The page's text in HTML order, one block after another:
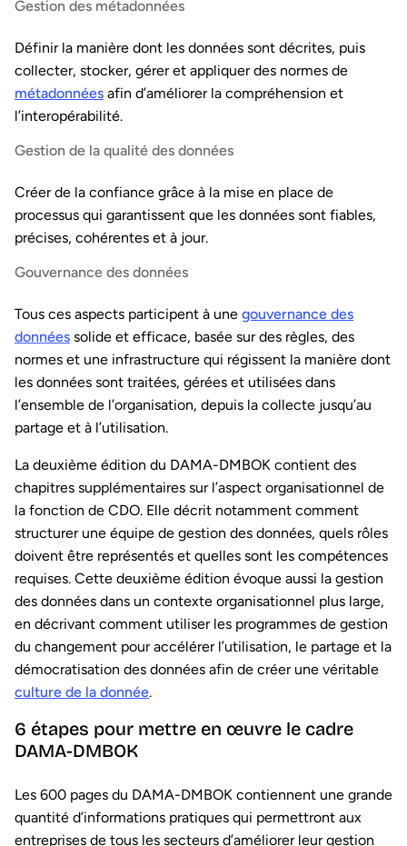
Gestion des métadonnées
Définir la manière dont les données sont décrites, puis
collecter, stocker, gérer et appliquer des normes de
métadonnées afin d’améliorer la compréhension et
l’interopérabilité.
Gestion de la qualité des données
Créer de la confiance grâce à la mise en place de
processus qui garantissent que les données sont fiables,
précises, cohérentes et à jour.
Gouvernance des données
Tous ces aspects participent à une gouvernance des
données solide et efficace, basée sur des règles, des
normes et une infrastructure qui régissent la manière dont
les données sont traitées, gérées et utilisées dans
l’ensemble de l’organisation, depuis la collecte jusqu’au
partage et à l’utilisation.
La deuxième édition du DAMA-DMBOK contient des
chapitres supplémentaires sur l’aspect organisationnel de
la fonction de CDO. Elle décrit notamment comment
structurer une équipe de gestion des données, quels rôles
doivent être représentés et quelles sont les compétences
requises. Cette deuxième édition évoque aussi la gestion
des données dans un contexte organisationnel plus large,
en décrivant comment utiliser les programmes de gestion
du changement pour accélérer l’utilisation, le partage et la
démocratisation des données afin de créer une véritable
culture de la donnée.
6 étapes pour mettre en œuvre le cadre
DAMA-DMBOK
Les 600 pages du DAMA-DMBOK contiennent une grande
quantité d’informations pratiques qui permettront aux
entreprises de tous les secteurs d’améliorer leur gestion